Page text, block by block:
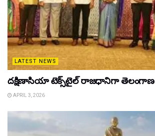
LATEST NEWS
దక్షిణాసియా టెక్స్‌టైల్ రాజధానిగా తెలంగాణ
APRIL 3, 2026